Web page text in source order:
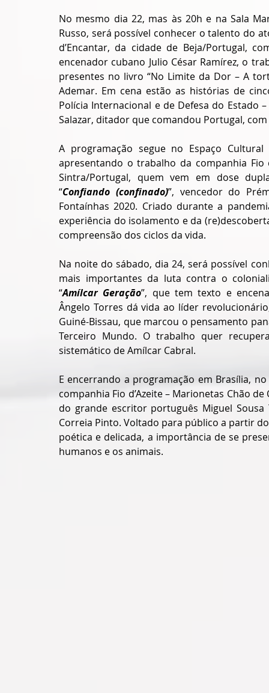
No mesmo dia 22, mas às 20h e na Sala
Russo, será possível conhecer o talento do
d’Encantar, da cidade de Beja/Portugal,
encenador cubano Julio César Ramírez, o
presentes no livro “No Limite da Dor – A
Ademar. Em cena estão as histórias de
Polícia Internacional e de Defesa do Estado
Salazar, ditador que comandou Portugal,
A programação segue no Espaço
apresentando o trabalho da companhia Fio
Sintra/Portugal, quem vem em dose
“Confiando (confinado)”, vencedor do
Fontaínhas 2020. Criado durante a
experiência do isolamento e da
compreensão dos ciclos da vida.
Na noite do sábado, dia 24, será possível
mais importantes da luta contra o
“Amílcar Geração”, que tem texto e
Ângelo Torres dá vida ao líder
Guiné-Bissau, que marcou o pensamento
Terceiro Mundo. O trabalho quer
sistemático de Amílcar Cabral.
E encerrando a programação em Brasília,
companhia Fio d’Azeite – Marionetas Chão de
do grande escritor português Miguel
Correia Pinto. Voltado para público a partir
poética e delicada, a importância de se
humanos e os animais.